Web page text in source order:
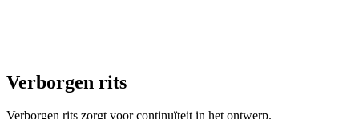
Verborgen rits
Verborgen rits zorgt voor continuïteit in het ontwerp.